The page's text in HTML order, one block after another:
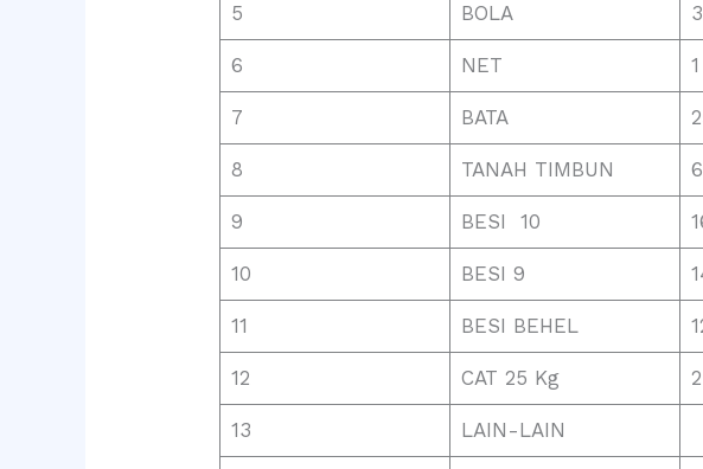
5 BOLA
6 NET
7 BATA
8 TANAH TIMBUN
9 BESI 10
10 BESI 9
11 BESI BEHEL
12 CAT 25 Kg
13 LAIN-LAIN